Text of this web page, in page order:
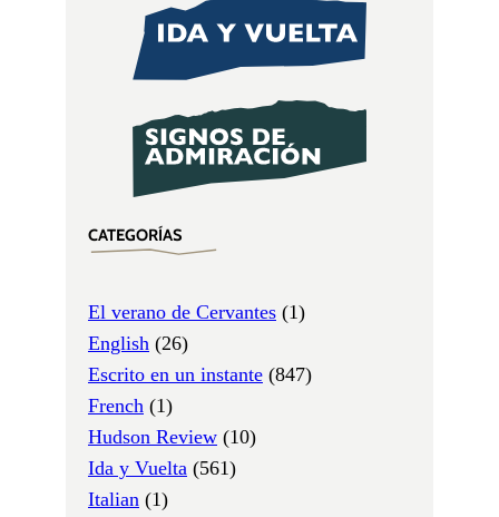
CATEGORÍAS
El verano de Cervantes (1)
English (26)
Escrito en un instante (847)
French (1)
Hudson Review (10)
Ida y Vuelta (561)
Italian (1)